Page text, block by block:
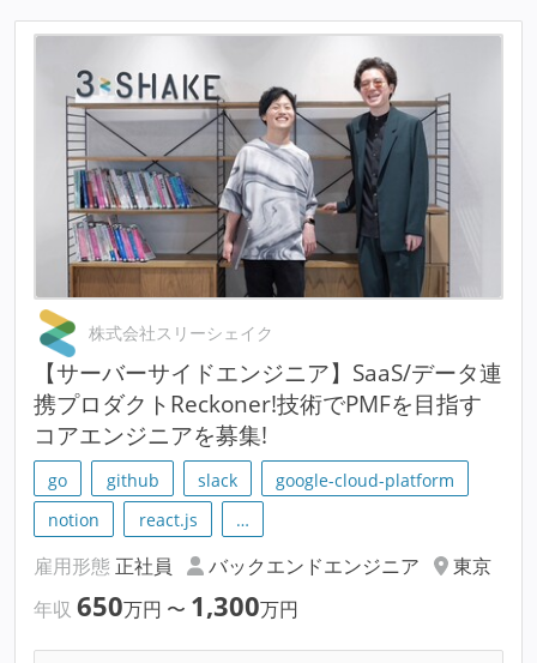
株式会社スリーシェイク
【サーバーサイドエンジニア】SaaS/データ連
携プロダクトReckoner!技術でPMFを目指す
コアエンジニアを募集!
go github slack
google-cloud-platform
notion
react.js …
雇用形態 正社員 バックエンドエンジニア
東京
年収 650万円 〜 1,300万円